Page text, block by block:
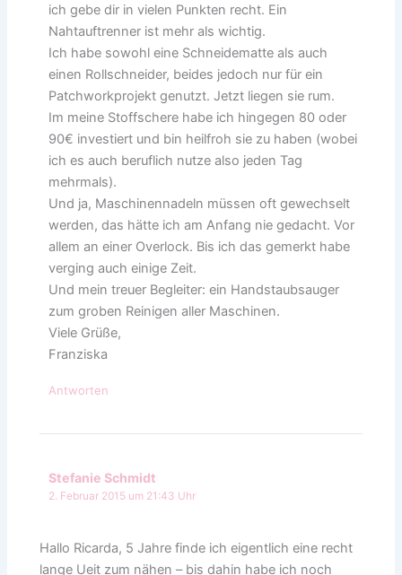
ich gebe dir in vielen Punkten recht. Ein
Nahtauftrenner ist mehr als wichtig.
Ich habe sowohl eine Schneidematte als auch
einen Rollschneider, beides jedoch nur für ein
Patchworkprojekt genutzt. Jetzt liegen sie rum.
Im meine Stoffschere habe ich hingegen 80 oder
90€ investiert und bin heilfroh sie zu haben (wobei
ich es auch beruflich nutze also jeden Tag
mehrmals).
Und ja, Maschinennadeln müssen oft gewechselt
werden, das hätte ich am Anfang nie gedacht. Vor
allem an einer Overlock. Bis ich das gemerkt habe
verging auch einige Zeit.
Und mein treuer Begleiter: ein Handstaubsauger
zum groben Reinigen aller Maschinen.
Viele Grüße,
Franziska
Antworten
Stefanie Schmidt
2. Februar 2015 um 21:43 Uhr
Hallo Ricarda, 5 Jahre finde ich eigentlich eine recht
lange Ueit zum nähen – bis dahin habe ich noch